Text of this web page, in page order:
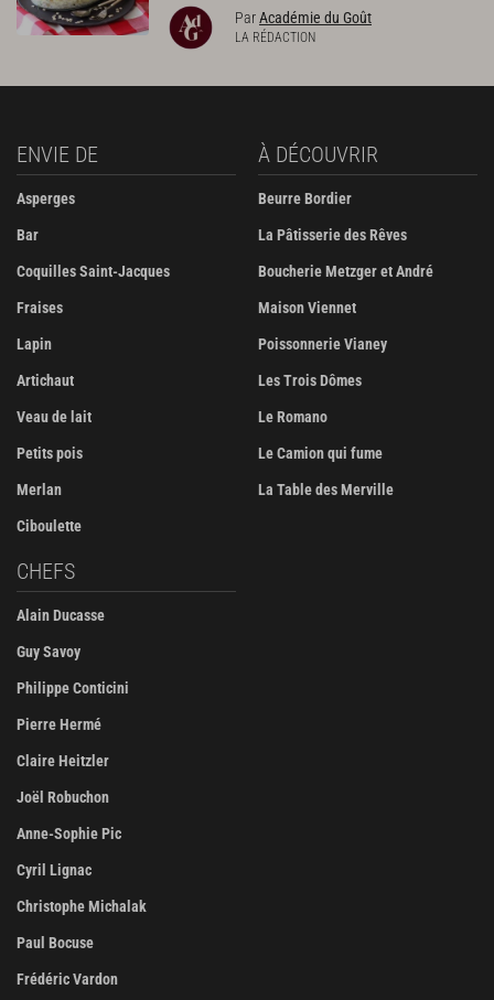
ParAcadémie du Goût
LA RÉDACTION
ENVIE DE
Asperges
Bar
Coquilles Saint-Jacques
Fraises
Lapin
Artichaut
Veau de lait
Petits pois
Merlan
Ciboulette
À DÉCOUVRIR
Beurre Bordier
La Pâtisserie des Rêves
Boucherie Metzger et André
Maison Viennet
Poissonnerie Vianey
Les Trois Dômes
Le Romano
Le Camion qui fume
La Table des Merville
CHEFS
Alain Ducasse
Guy Savoy
Philippe Conticini
Pierre Hermé
Claire Heitzler
Joël Robuchon
Anne-Sophie Pic
Cyril Lignac
Christophe Michalak
Paul Bocuse
Frédéric Vardon